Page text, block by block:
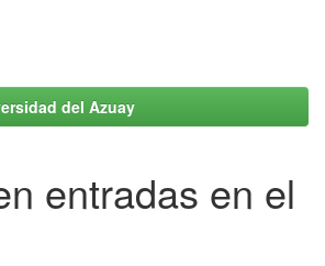
del Azuay
entradas en el